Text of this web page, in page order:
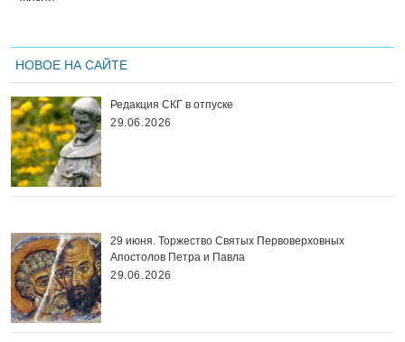
НОВОЕ НА САЙТЕ
Редакция СКГ в отпуске
29.06.2026
29 июня. Торжество Святых Первоверховных
Апостолов Петра и Павла
29.06.2026